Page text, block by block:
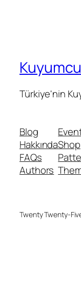
Türkiye'nin
Blog
Hakkında
FAQs
Authors
Shop
Twenty Twenty-